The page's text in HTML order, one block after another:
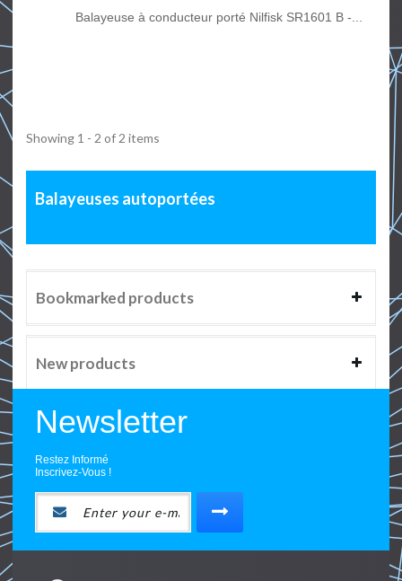
Balayeuse à conducteur porté Nilfisk SR1601 B -...
Showing 1 - 2 of 2 items
Balayeuses autoportées
Bookmarked products
New products
Newsletter
Restez Informé
Inscrivez-Vous !